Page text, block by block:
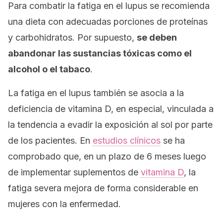
Para combatir la fatiga en el lupus se recomienda
una dieta con adecuadas porciones de proteínas
y carbohidratos. Por supuesto, se deben
abandonar las sustancias tóxicas como el
alcohol o el tabaco.
La fatiga en el lupus también se asocia a la
deficiencia de vitamina D, en especial, vinculada a
la tendencia a evadir la exposición al sol por parte
de los pacientes. En estudios clínicos se ha
comprobado que, en un plazo de 6 meses luego
de implementar suplementos de vitamina D, la
fatiga severa mejora de forma considerable en
mujeres con la enfermedad.